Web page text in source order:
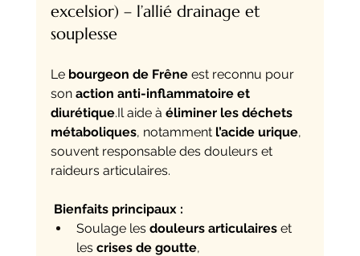
excelsior) – l’allié drainage et
souplesse
Le bourgeon de Frêne est reconnu pour
son action anti-inflammatoire et
diurétique.Il aide à éliminer les déchets
métaboliques, notamment l’acide urique,
souvent responsable des douleurs et
raideurs articulaires.
Bienfaits principaux :
Soulage les douleurs articulaires et
les crises de goutte,